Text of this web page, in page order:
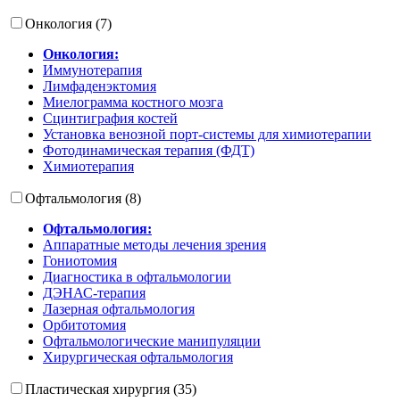
Онкология (7)
Онкология:
Иммунотерапия
Лимфаденэктомия
Миелограмма костного мозга
Сцинтиграфия костей
Установка венозной порт-системы для химиотерапии
Фотодинамическая терапия (ФДТ)
Химиотерапия
Офтальмология (8)
Офтальмология:
Аппаратные методы лечения зрения
Гониотомия
Диагностика в офтальмологии
ДЭНАС-терапия
Лазерная офтальмология
Орбитотомия
Офтальмологические манипуляции
Хирургическая офтальмология
Пластическая хирургия (35)